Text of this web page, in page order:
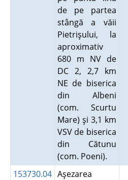
de pe partea
stângă a văii
Pietrişului, la
aproximativ
680 m NV de
DC 2, 2,7 km
NE de biserica
din Albeni
(com. Scurtu
Mare) şi 3,1 km
VSV de biserica
din Cătunu
(com. Poeni).
153730.04 Aşezarea